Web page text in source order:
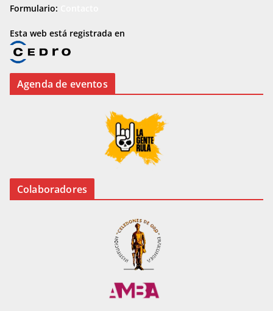
Formulario:
Esta web está registrada en
Agenda de eventos
Colaboradores